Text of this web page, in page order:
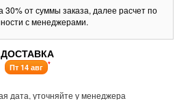
30% от суммы заказа, далее расчет по
с менеджерами.
ДОСТАВКА
Пт 14 авг *
дата, уточняйте у менеджера